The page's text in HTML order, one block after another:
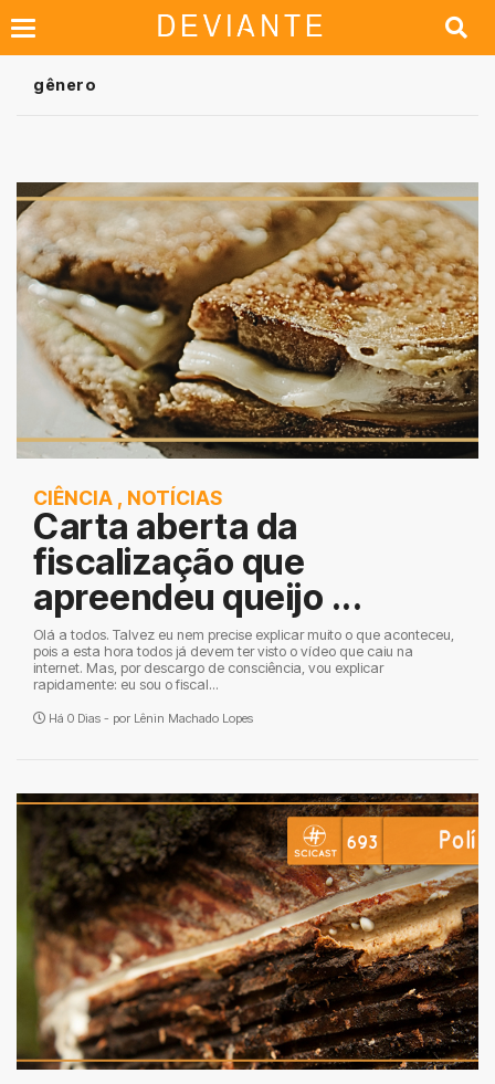
gênero
CIÊNCIA , NOTÍCIAS
Carta aberta da
fiscalização que
apreendeu queijo ...
Olá a todos. Talvez eu nem precise explicar muito o que aconteceu,
pois a esta hora todos já devem ter visto o vídeo que caiu na
internet. Mas, por descargo de consciência, vou explicar
rapidamente: eu sou o fiscal...
Há 0 Dias - por Lênin Machado Lopes